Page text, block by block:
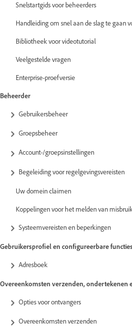
Snelstartgids voor beheerders
Handleiding om snel aan de slag te gaan
Bibliotheek voor videotutorial
Veelgestelde vragen
Enterprise-proefversie
Beheerder
Gebruikersbeheer
Groepsbeheer
Account-/groepsinstellingen
Begeleiding voor regelgevingsvereisten
Uw domein claimen
Koppelingen voor het melden van misbruik
Systeemvereisten en beperkingen
Gebruikersprofiel en configureerbare
Adresboek
Overeenkomsten verzenden, ondertekenen
Opties voor ontvangers
Overeenkomsten verzenden